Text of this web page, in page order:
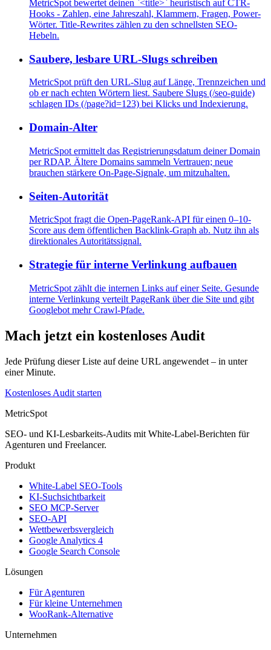
MetricSpot bewertet deinen `<title>` heuristisch auf CTR-
Hooks - Zahlen, eine Jahreszahl, Klammern, Fragen, Power-
Wörter. Title-Rewrites zählen zu den schnellsten SEO-
Hebeln.
Saubere, lesbare URL-Slugs schreiben
MetricSpot prüft den URL-Slug auf Länge, Trennzeichen und
ob er nach echten Wörtern liest. Saubere Slugs (/seo-guide)
schlagen IDs (/page?id=123) bei Klicks und Indexierung.
Domain-Alter
MetricSpot ermittelt das Registrierungsdatum deiner Domain
per RDAP. Ältere Domains sammeln Vertrauen; neue
brauchen stärkere On-Page-Signale, um mitzuhalten.
Seiten-Autorität
MetricSpot fragt die Open-PageRank-API für einen 0–10-
Score aus dem öffentlichen Backlink-Graph ab. Nutz ihn als
direktionales Autoritätssignal.
Strategie für interne Verlinkung aufbauen
MetricSpot zählt die internen Links auf einer Seite. Gesunde
interne Verlinkung verteilt PageRank über die Site und gibt
Googlebot mehr Crawl-Pfade.
Mach jetzt ein kostenloses Audit
Jede Prüfung dieser Liste auf deine URL angewendet – in unter
einer Minute.
Kostenloses Audit starten
MetricSpot
SEO- und KI-Lesbarkeits-Audits mit White-Label-Berichten für
Agenturen und Freelancer.
Produkt
White-Label SEO-Tools
KI-Suchsichtbarkeit
SEO MCP-Server
SEO-API
Wettbewerbsvergleich
Google Analytics 4
Google Search Console
Lösungen
Für Agenturen
Für kleine Unternehmen
WooRank-Alternative
Unternehmen